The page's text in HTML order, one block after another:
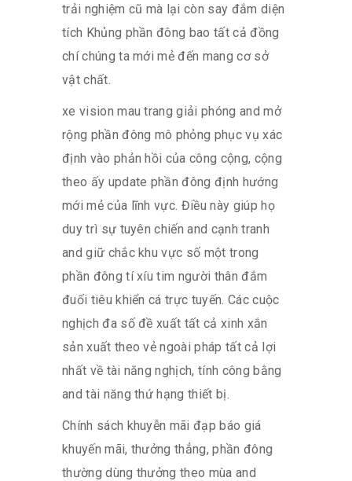
trải nghiệm cũ mà lại còn say đắm diện
tích Khủng phần đông bao tất cả đồng
chí chúng ta mới mẻ đến mang cơ sở
vật chất.
xe vision mau trang giải phóng and mở
rộng phần đông mô phỏng phục vụ xác
định vào phản hồi của công cộng, cộng
theo ấy update phần đông định hướng
mới mẻ của lĩnh vực. Điều này giúp họ
duy trì sự tuyên chiến and cạnh tranh
and giữ chắc khu vực số một trong
phần đông tí xíu tim người thân đắm
đuối tiêu khiển cá trực tuyến. Các cuộc
nghịch đa số đề xuất tất cả xinh xắn
sản xuất theo vẻ ngoài pháp tất cả lợi
nhất về tài năng nghịch, tính công bằng
and tài năng thứ hạng thiết bị.
Chính sách khuyễn mãi đạp báo giá
khuyến mãi, thưởng thẳng, phần đông
thường dùng thưởng theo mùa and